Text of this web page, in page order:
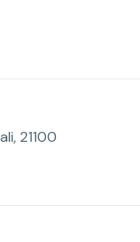
21100